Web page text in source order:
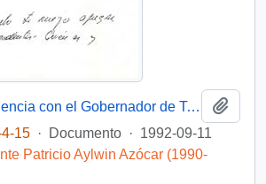
Solicitud de Audiencia con el Gobernador de Talagante
15 · Documento · 1992-09-11
Patricio Aylwin Azócar (1990-